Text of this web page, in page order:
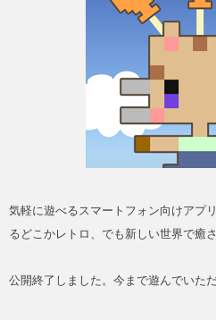
気軽に遊べるスマートフォン向けアプ
るどこかレトロ、でも新しい世界で癒
公開終了しました。今まで遊んでいた